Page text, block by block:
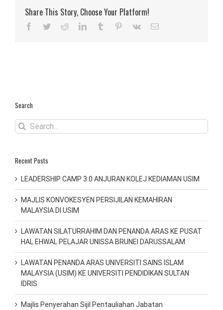
Share This Story, Choose Your Platform!
Facebook
TwitterRedditLinkedInTumblr Pinterest
Vk Email
Search
Search
for:
Recent Posts
LEADERSHIP CAMP 3.0 ANJURAN KOLEJ KEDIAMAN USIM
MAJLIS KONVOKESYEN PERSIJILAN KEMAHIRAN
MALAYSIA DI USIM
LAWATAN SILATURRAHIM DAN PENANDA ARAS KE PUSAT
HAL EHWAL PELAJAR UNISSA BRUNEI DARUSSALAM
LAWATAN PENANDA ARAS UNIVERSITI SAINS ISLAM
MALAYSIA (USIM) KE UNIVERSITI PENDIDIKAN SULTAN
IDRIS
Majlis Penyerahan Sijil Pentauliahan Jabatan